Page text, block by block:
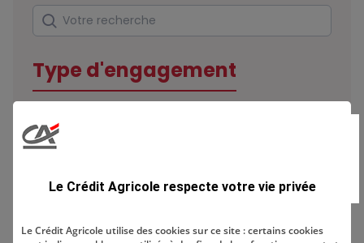
Rechercher
Votre recherche
Type d'engagement
Le Crédit Agricole respecte votre vie privée
Le Crédit Agricole utilise des cookies sur ce site : certains cookies